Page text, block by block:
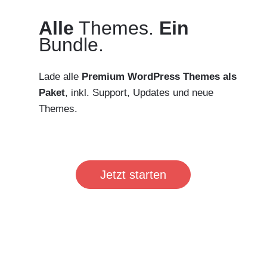
Alle Themes. Ein
Bundle.
Lade alle Premium WordPress Themes als
Paket, inkl. Support, Updates und neue
Themes.
Jetzt starten